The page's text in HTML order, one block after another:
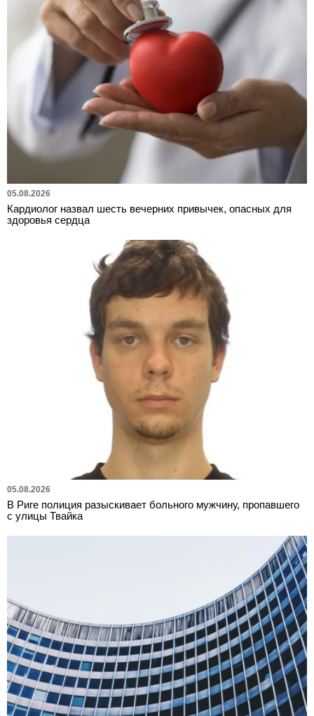
05.08.2026
Кардиолог назвал шесть вечерних привычек, опасных для
здоровья сердца
05.08.2026
В Риге полиция разыскивает больного мужчину, пропавшего
с улицы Твайка